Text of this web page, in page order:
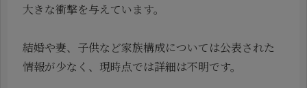
大きな衝撃を与えています。
結婚や妻、子供など家族構成については公表された
情報が少なく、現時点では詳細は不明です。